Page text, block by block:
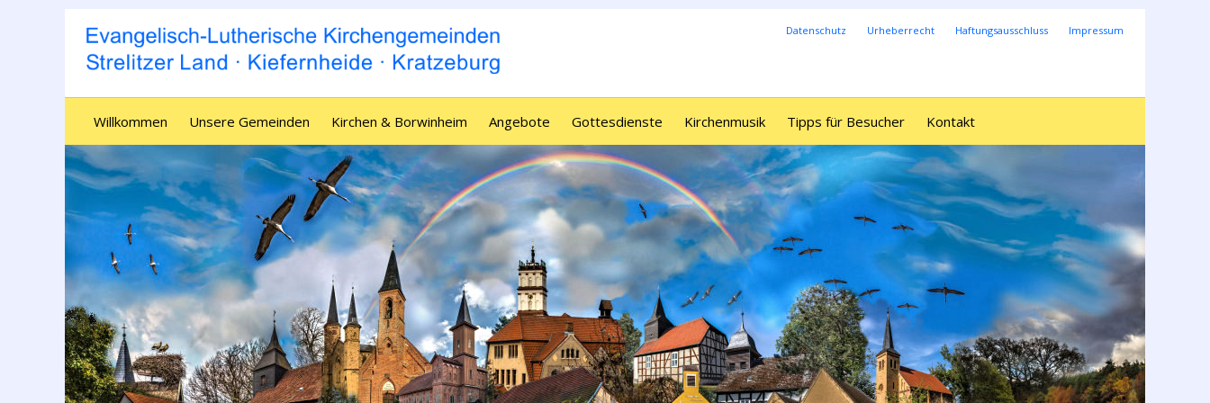
Datenschutz Urheberrecht Haftungsausschluss Impressum
Willkommen Unsere Gemeinden Kirchen & Borwinheim Angebote Gottesdienste Kirchenmusik Tipps für Besucher Kontakt